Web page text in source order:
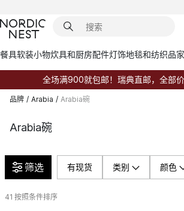
餐具软装小物炊具和厨房配件灯饰地毯和纺织品
全场满900就包邮！瑞典直邮，全部价
品牌 / Arabia / Arabia碗
Arabia碗
筛选 有现货 类别 颜色
41 按照条件排序